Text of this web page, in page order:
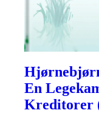
En
Kreditorer